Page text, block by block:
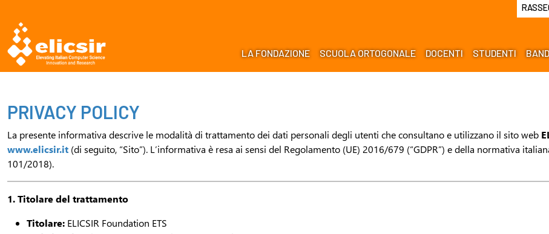
LA FONDAZIONE SCUOLA ORTOGONALE DOCENTI STUDENTI
PRIVACY POLICY
La presente informativa descrive le modalità di trattamento dei dati personali degli utenti che consultano e utilizzano il sito web
www.elicsir.it (di seguito, “Sito”). L’informativa è resa ai sensi del Regolamento (UE) 2016/679 (“GDPR”) e della normativa
101/2018).
1. Titolare del trattamento
Titolare: ELICSIR Foundation ETS